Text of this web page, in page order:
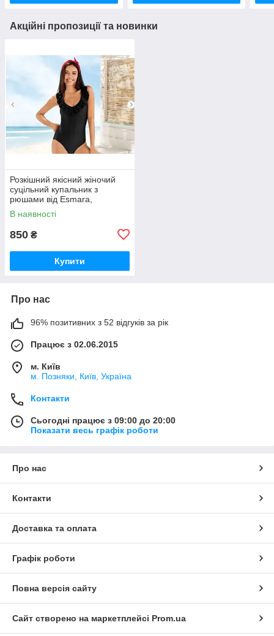
Акційні пропозиції та новинки
Розкішний якісний жіночий
суцільний купальник з
рюшами від Esmara,
Німеччина, розмір S-M
В наявності
850 ₴
Купити
Про нас
96% позитивних з 52 відгуків за рік
Працює з 02.06.2015
м. Київ
м. Позняки, Київ, Україна
Контакти
Сьогодні працює з 09:00 до 20:00
Показати весь графік роботи
Про нас
Контакти
Доставка та оплата
Графік роботи
Повна версія сайту
Сайт створено на маркетплейсі Prom.ua